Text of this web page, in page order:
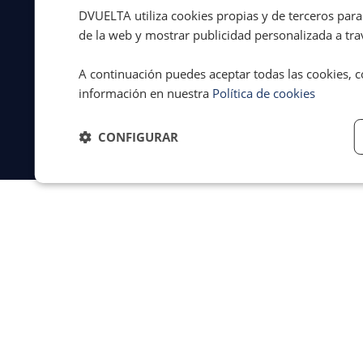
© 2026 Dvuelta
Asistencia Legal
Aviso legal
·
Privacidad·
Términos y
condiciones
DVUELTA utiliza cookies propias y de terceros
de la web y mostrar publicidad personalizada a
A continuación puedes aceptar todas las cookies,
información en nuestra Política de cookies
CONFIGURAR